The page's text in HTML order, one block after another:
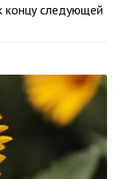
концу следующей